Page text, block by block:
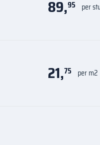
89,95 per
21,75 per m2